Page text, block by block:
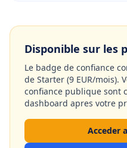
Disponible sur les
Le badge de confiance
de Starter (9 EUR/mois).
confiance publique sont
dashboard apres votre
Acceder